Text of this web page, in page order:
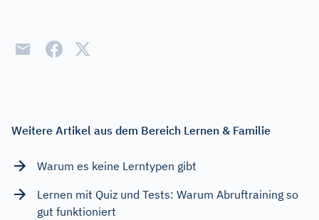
Weitere Artikel aus dem Bereich Lernen & Familie
Warum es keine Lerntypen gibt
Lernen mit Quiz und Tests: Warum Abruftraining so
gut funktioniert